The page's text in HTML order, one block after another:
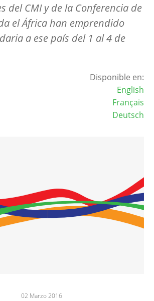
del CMI y de la Conferencia de
el África han emprendido
a ese país del 1 al 4 de
Disponible en:
English
Français
Deutsch
02 Marzo 2016